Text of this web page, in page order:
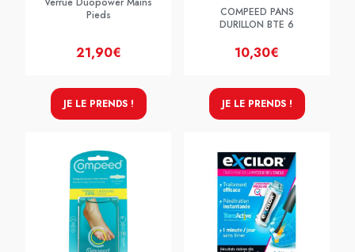
Pieds
21,90€
JE LE PRENDS !
COMPEED PANS
DURILLON BTE 6
10,30€
JE LE PRENDS !